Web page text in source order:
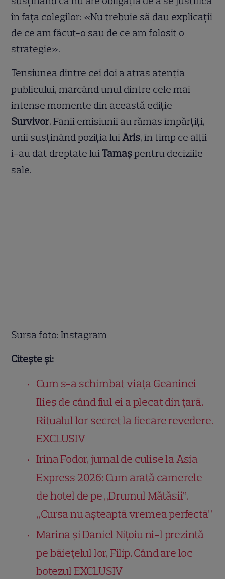
în fața colegilor: «Nu trebuie să dau explicații
de ce am făcut-o sau de ce am folosit o
strategie».
Tensiunea dintre cei doi a atras atenția
publicului, marcând unul dintre cele mai
intense momente din această ediție
Survivor. Fanii emisiunii au rămas împărțiți,
unii susținând poziția luiAris, în timp ce alții
i-au dat dreptate lui Tamașpentru deciziile
sale.
Sursa foto: Instagram
Citește și:
Cum s-a schimbat viața Geaninei
Ilieș de când fiul ei a plecat din țară.
Ritualul lor secret la fiecare revedere.
EXCLUSIV
Irina Fodor, jurnal de culise la Asia
Express 2026: Cum arată camerele
de hotel de pe „Drumul Mătăsii”.
„Cursa nu așteaptă vremea perfectă”
Marina și Daniel Nițoiu ni-l prezintă
pe băiețelul lor, Filip. Când are loc
botezul EXCLUSIV